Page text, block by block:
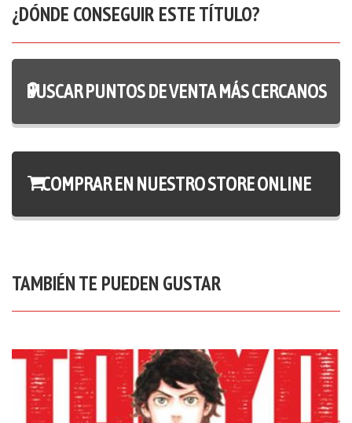
¿DÓNDE CONSEGUIR ESTE TÍTULO?
BUSCAR PUNTOS DE VENTA MÁS CERCANOS
COMPRAR EN NUESTRO STORE ONLINE
TAMBIÉN TE PUEDEN GUSTAR